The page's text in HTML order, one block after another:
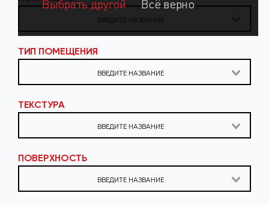
Выбрать другой Всё верно
ТИП ПОМЕЩЕНИЯ
ТЕКСТУРА
ПОВЕРХНОСТЬ